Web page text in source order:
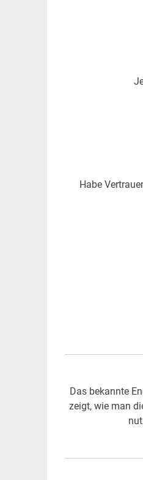
Habe
Das bekannte
zeigt, wie man